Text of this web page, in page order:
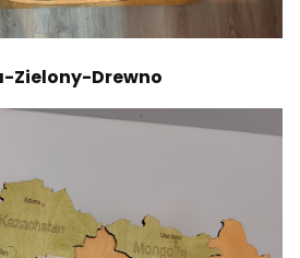
Zielony-Drewno